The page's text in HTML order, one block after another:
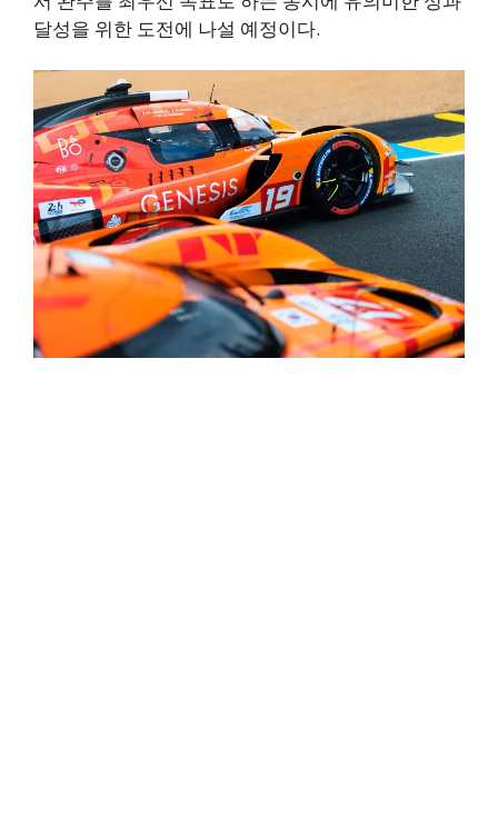
달성을 위한 도전에 나설 예정이다.